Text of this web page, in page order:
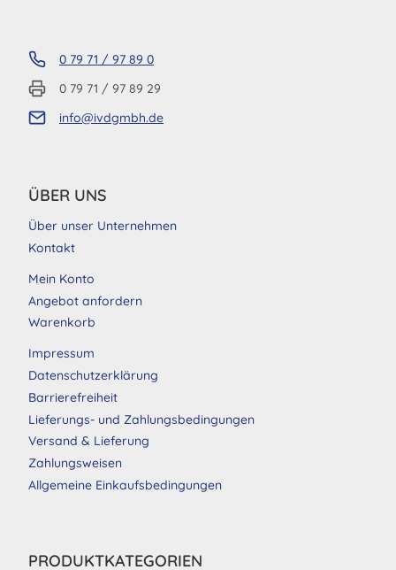
0 79 71 / 97 89 0
0 79 71 / 97 89 29
info@ivdgmbh.de
ÜBER UNS
Über unser Unternehmen
Kontakt
Mein Konto
Angebot anfordern
Warenkorb
Impressum
Datenschutzerklärung
Barrierefreiheit
Lieferungs- und Zahlungsbedingungen
Versand & Lieferung
Zahlungsweisen
Allgemeine Einkaufsbedingungen
PRODUKTKATEGORIEN